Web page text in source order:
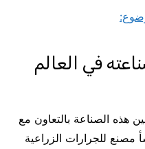
في العالم
هذه الصناعة بالتعاون مع
مصنع للجرارات الزراعية